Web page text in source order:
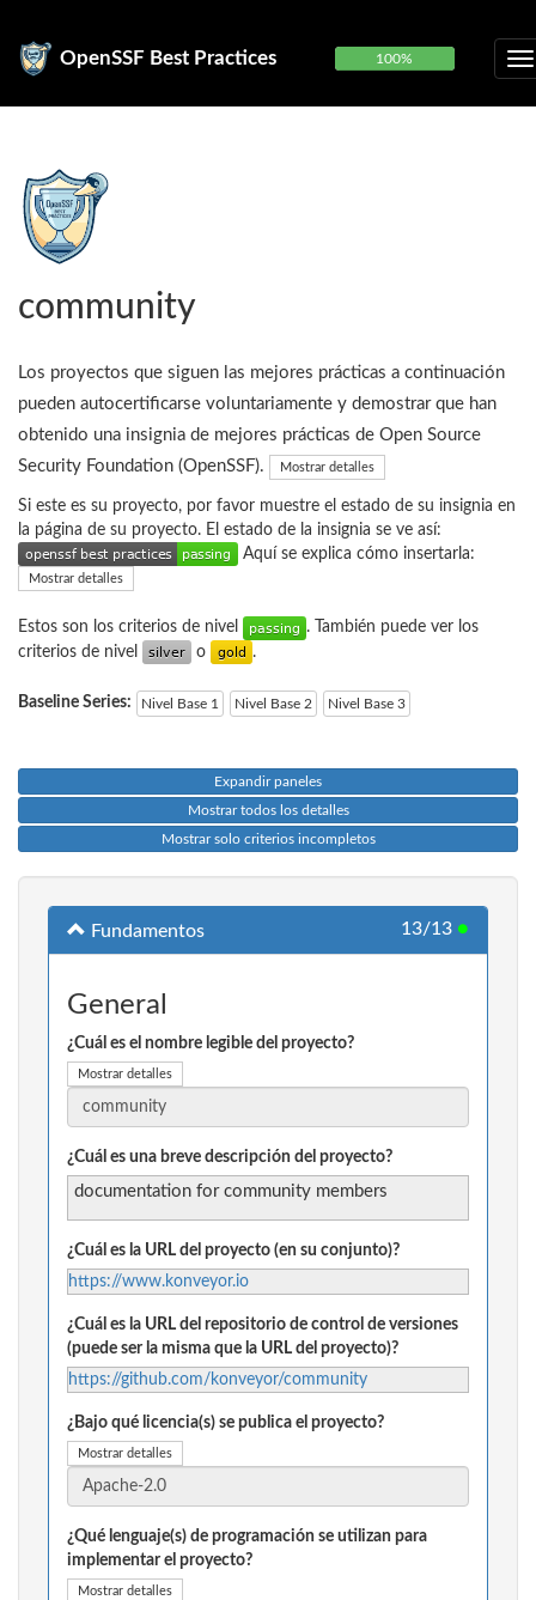
OpenSSF Best Practices 100%
community
Los proyectos que siguen las mejores prácticas a continuación
pueden autocertificarse voluntariamente y demostrar que han
obtenido una insignia de mejores prácticas de Open Source
Security Foundation (OpenSSF).
Mostrar detalles
Si este es su proyecto, por favor muestre el estado de su insignia en
la página de su proyecto. El estado de la insignia se ve así:
Aquí se explica cómo insertarla:
Mostrar detalles
Estos son los criterios de nivel
. También puede ver los
criterios de nivel
o .
Baseline Series: Nivel Base 1 Nivel Base 2 Nivel Base 3
Expandir paneles
Mostrar todos los detalles
Mostrar solo criterios incompletos
Fundamentos 13/13 ●
General
¿Cuál es el nombre legible del proyecto?
Mostrar detalles
¿Cuál es una breve descripción del proyecto?
documentation for community members
¿Cuál es la URL del proyecto (en su conjunto)?
https://www.konveyor.io
¿Cuál es la URL del repositorio de control de versiones
(puede ser la misma que la URL del proyecto)?
https://github.com/konveyor/community
¿Bajo qué licencia(s) se publica el proyecto?
Mostrar detalles
¿Qué lenguaje(s) de programación se utilizan para
implementar el proyecto?
Mostrar detalles